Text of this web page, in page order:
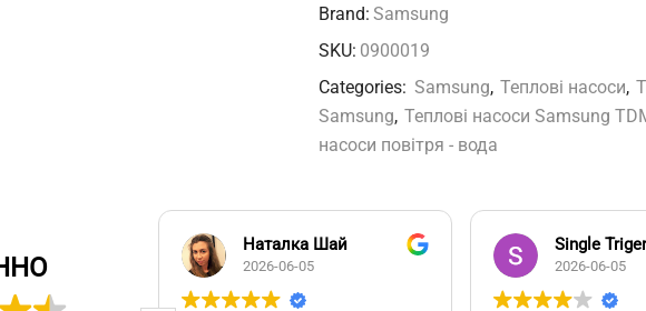
Brand: Samsung
SKU: 0900019
Categories: Samsung, Теплові насоси,
Samsung, Теплові насоси Samsung
насоси повітря - вода
Наталка Шай
2026-06-05
Single Triger
2026-06-05